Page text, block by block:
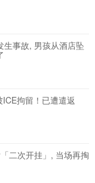
生事故, 男孩从酒店坠
拘留！已遭遣返
二次开挂」, 当场再掏